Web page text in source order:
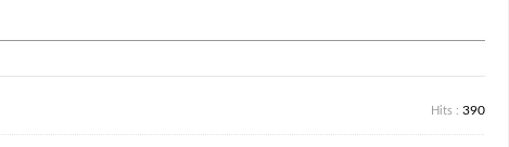
Hits : 390